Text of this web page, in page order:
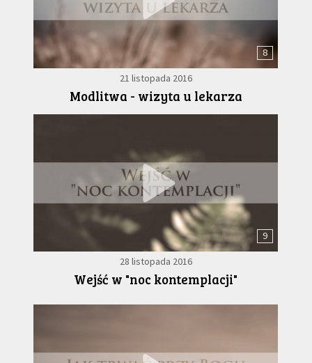
8
21 listopada 2016
Modlitwa - wizyta u lekarza
9
28 listopada 2016
Wejść w "noc kontemplacji"